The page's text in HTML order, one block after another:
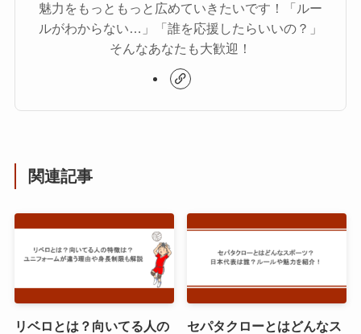
魅力をもっともっと広めていきたいです！「ルー
ルがわからない…」「誰を応援したらいいの？」
そんなあなたも大歓迎！
関連記事
リベロとは？向いてる人の
セパタクローとはどんなス